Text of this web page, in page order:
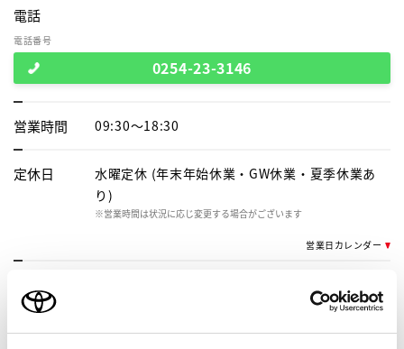
電話
電話番号
0254-23-3146
営業時間 09:30～18:30
定休日
水曜定休 (年末年始休業・GW休業・夏季休業あ
り)
※営業時間は状況に応じ変更する場合がございます
営業日カレンダー
扱店